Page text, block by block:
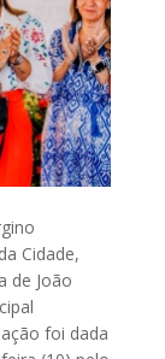
Cidade,
de João
foi dada